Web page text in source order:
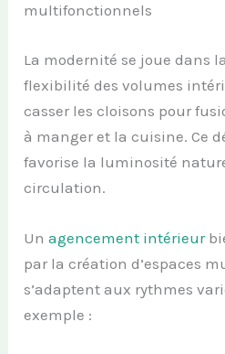
multifonctionnels
La modernité se joue dans
flexibilité des volumes
casser les cloisons pour
à manger et la cuisine. Ce
favorise la luminosité
circulation.
Unagencement intérieur
par la création d’espaces
s’adaptent aux rythmes
exemple :